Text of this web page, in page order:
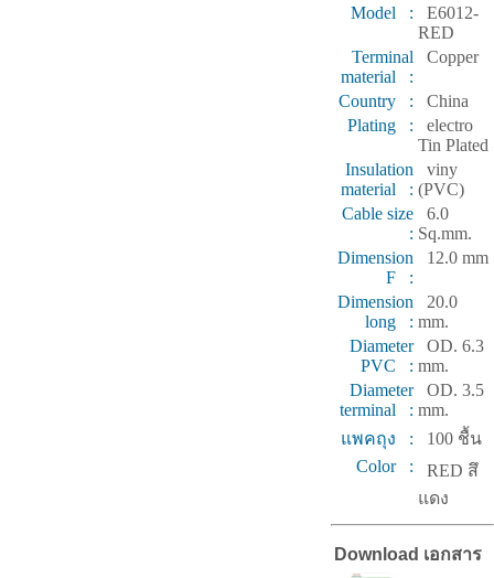
Model :
E6012-
RED
Terminal
material :
Copper
Country :
China
Plating :
electro
Tin Plated
Insulation
material :
viny
(PVC)
Cable size
:
6.0
Sq.mm.
Dimension
F :
12.0 mm
Dimension
long :
20.0
mm.
Diameter
PVC :
OD. 6.3
mm.
Diameter
terminal :
OD. 3.5
mm.
แพคถุง :
100 ชื้น
Color :
RED สึ
แดง
Download เอกสาร